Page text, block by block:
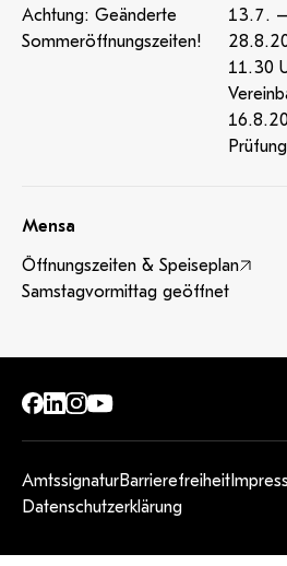
Achtung: Geänderte
Sommeröffnungszeiten!
13.7.
11.30
Mensa
Öffnungszeiten & Speiseplan
Samstagvormittag geöffnet
AmtssignaturBarrierefreiheit
Datenschutzerklärung